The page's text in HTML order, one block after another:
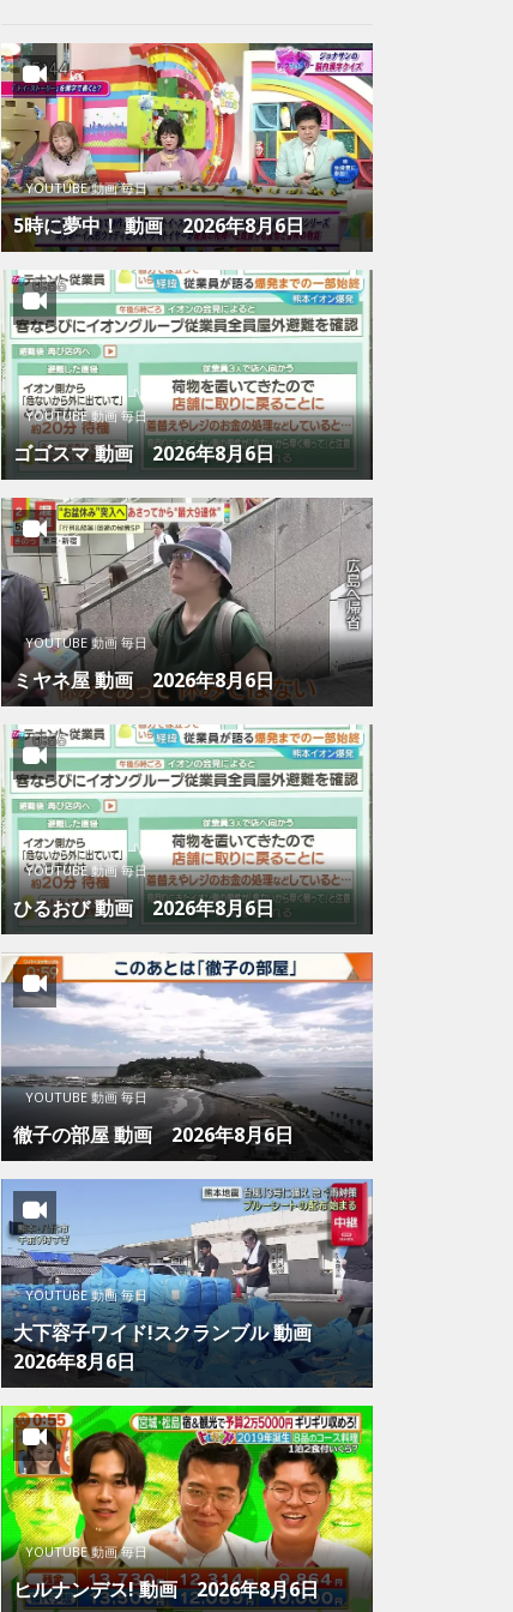
YOUTUBE 動画 毎日
5時に夢中！ 動画 2026年8月6日
YOUTUBE 動画 毎日
ゴゴスマ 動画 2026年8月6日
YOUTUBE 動画 毎日
ミヤネ屋 動画 2026年8月6日
YOUTUBE 動画 毎日
ひるおび 動画 2026年8月6日
YOUTUBE 動画 毎日
徹子の部屋 動画 2026年8月6日
YOUTUBE 動画 毎日
大下容子ワイド!スクランブル 動画
2026年8月6日
YOUTUBE 動画 毎日
ヒルナンデス! 動画 2026年8月6日